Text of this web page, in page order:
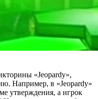
«Jeopardy»,
Например, в «Jeopardy»
утверждения, а игрок